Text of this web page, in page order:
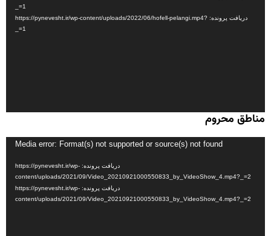
_=1
دریافت پرونده: https://pynevesht.ir/wp-content/uploads/2022/06/hofell-pelangi.mp4?
_=1
مناطق محروم
Media error: Format(s) not supported or source(s) not found
دریافت پرونده: https://pynevesht.ir/wp-
content/uploads/2021/09/Video_20210921000550833_by_VideoShow_4.mp4?_=2
دریافت پرونده: https://pynevesht.ir/wp-
content/uploads/2021/09/Video_20210921000550833_by_VideoShow_4.mp4?_=2